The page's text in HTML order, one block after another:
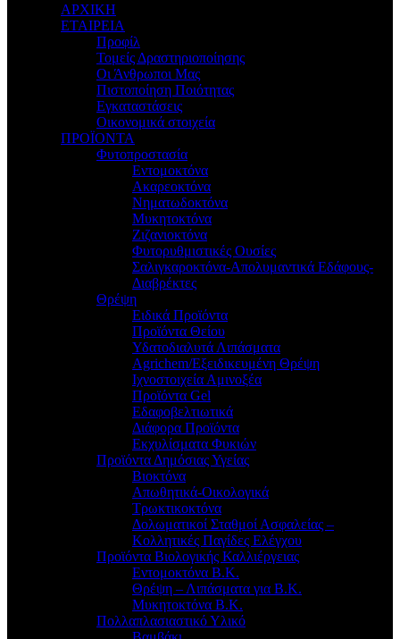
ΑΡΧΙΚΗ
ΕΤΑΙΡΕΙΑ
Προφίλ
Τομείς Δραστηριοποίησης
Οι Άνθρωποι Μας
Πιστοποίηση Ποιότητας
Εγκαταστάσεις
Οικονομικά στοιχεία
ΠΡΟΪΟΝΤΑ
Φυτοπροστασία
Εντομοκτόνα
Ακαρεοκτόνα
Νηματωδοκτόνα
Μυκητοκτόνα
Ζιζανιοκτόνα
Φυτορυθμιστικές Ουσίες
Σαλιγκαροκτόνα-Απολυμαντικά Εδάφους-
Διαβρέκτες
Θρέψη
Ειδικά Προϊόντα
Προϊόντα Θείου
Υδατοδιαλυτά Λιπάσματα
Agrichem/Εξειδικευμένη Θρέψη
Ιχνοστοιχεία Αμινοξέα
Προϊόντα Gel
Εδαφοβελτιωτικά
Διάφορα Προϊόντα
Εκχυλίσματα Φυκιών
Προϊόντα Δημόσιας Υγείας
Βιοκτόνα
Απωθητικά-Οικολογικά
Τρωκτικοκτόνα
Δολωματικοί Σταθμοί Ασφαλείας –
Κολλητικές Παγίδες Ελέγχου
Προϊόντα Βιολογικής Καλλιέργειας
Εντομοκτόνα Β.Κ.
Θρέψη – Λιπάσματα για Β.Κ.
Μυκητοκτόνα Β.Κ.
Πολλαπλασιαστικό Υλικό